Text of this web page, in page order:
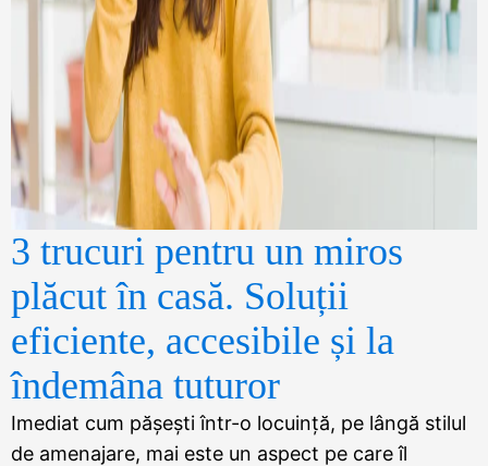
3 trucuri pentru un miros
plăcut în casă. Soluții
eficiente, accesibile și la
îndemâna tuturor
Imediat cum pășești într-o locuință, pe lângă stilul
de amenajare, mai este un aspect pe care îl